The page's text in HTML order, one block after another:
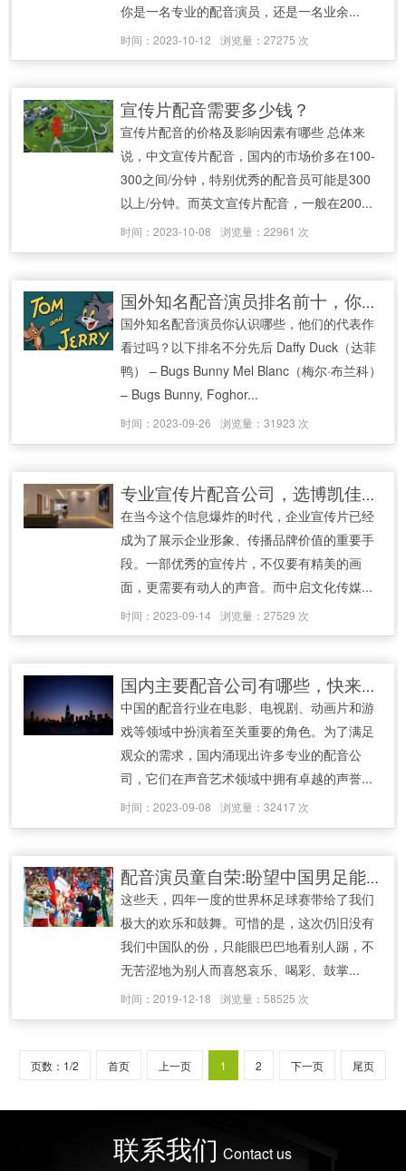
你是一名专业的配音演员，还是一名业余...
时间：2023-10-12 浏览量：27275 次
宣传片配音需要多少钱？
宣传片配音的价格及影响因素有哪些 总体来
说，中文宣传片配音，国内的市场价多在100-
300之间/分钟，特别优秀的配音员可能是300
以上/分钟。而英文宣传片配音，一般在200...
时间：2023-10-08 浏览量：22961 次
国外知名配音演员排名前十，你知道他们的代表作吗
国外知名配音演员你认识哪些，他们的代表作
看过吗？以下排名不分先后 Daffy Duck（达菲
鸭） – Bugs Bunny Mel Blanc（梅尔·布兰科）
– Bugs Bunny, Foghor...
时间：2023-09-26 浏览量：31923 次
专业宣传片配音公司，选博凯佳音的六大理由！
在当今这个信息爆炸的时代，企业宣传片已经
成为了展示企业形象、传播品牌价值的重要手
段。一部优秀的宣传片，不仅要有精美的画
面，更需要有动人的声音。而中启文化传媒...
时间：2023-09-14 浏览量：27529 次
国内主要配音公司有哪些，快来看看（排名不分先后）
中国的配音行业在电影、电视剧、动画片和游
戏等领域中扮演着至关重要的角色。为了满足
观众的需求，国内涌现出许多专业的配音公
司，它们在声音艺术领域中拥有卓越的声誉...
时间：2023-09-08 浏览量：32417 次
配音演员童自荣:盼望中国男足能再进世界杯
这些天，四年一度的世界杯足球赛带给了我们
极大的欢乐和鼓舞。可惜的是，这次仍旧没有
我们中国队的份，只能眼巴巴地看别人踢，不
无苦涩地为别人而喜怒哀乐、喝彩、鼓掌...
时间：2019-12-18 浏览量：58525 次
页数：1/2 首页 上一页 1 2 下一页 尾页
联系我们 Contact us